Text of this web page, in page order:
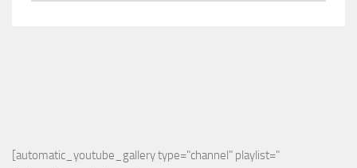
[automatic_youtube_gallery type="channel" playlist="